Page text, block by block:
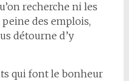
recherche ni les
des emplois,
détourne d’y
qui font le bonheur